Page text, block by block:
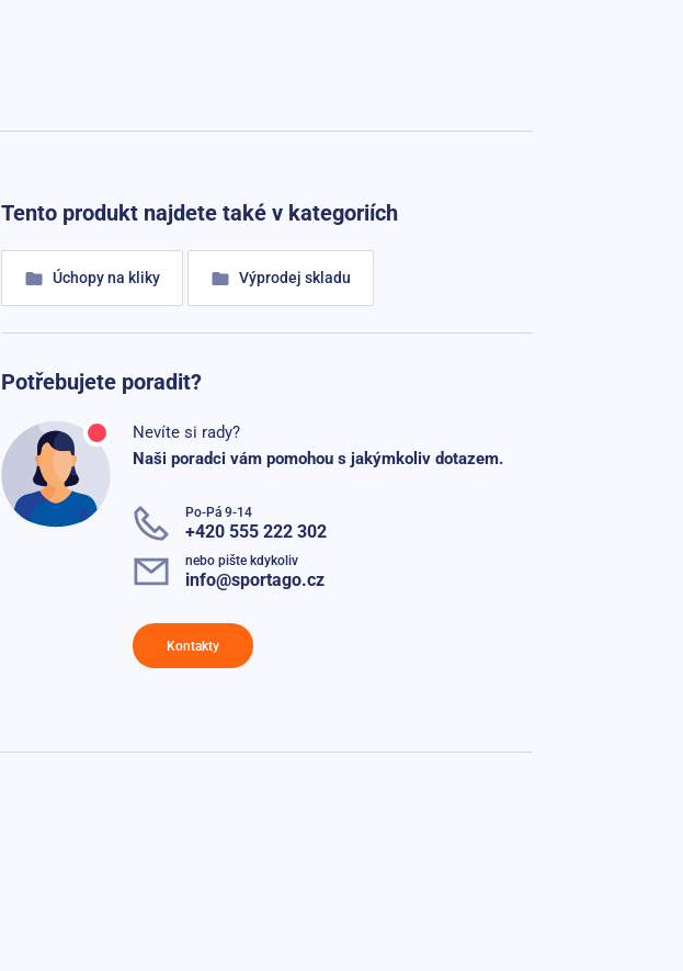
Tento produkt najdete také v kategoriích
Úchopy na kliky Výprodej skladu
Potřebujete poradit?
Nevíte si rady?
Naši poradci vám pomohou s jakýmkoliv dotazem.
Po-Pá 9-14
+420 555 222 302
nebo pište kdykoliv
info@sportago.cz
Kontakty